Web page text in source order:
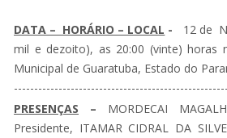
DATA – HORÁRIO – LOCAL -
12 de
mil e dezoito), as 20:00 (vinte) horas
Municipal de Guaratuba, Estado do
PRESENÇAS – MORDECAI
Presidente, ITAMAR CIDRAL DA